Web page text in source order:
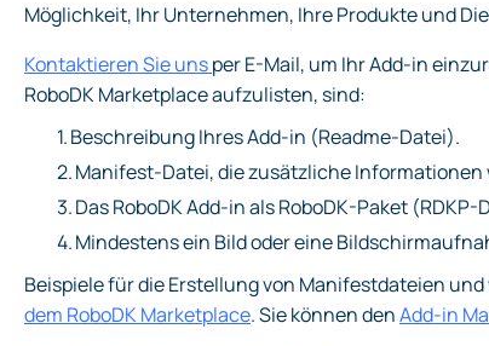
Möglichkeit, Ihr Unternehmen, Ihre Produkte und
Kontaktieren Sie unsper E-Mail, um Ihr Add-in
RoboDK Marketplace aufzulisten, sind:
1.Beschreibung Ihres Add-in (Readme-Datei).
2.Manifest-Datei, die zusätzliche Informationen
3.Das RoboDK Add-in als RoboDK-Paket
4.Mindestens ein Bild oder eine
Beispiele für die Erstellung von Manifestdateien
dem RoboDK Marketplace. Sie können denAdd-in